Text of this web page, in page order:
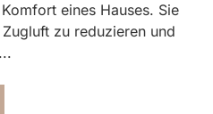
eines Hauses. Sie
zu reduzieren und